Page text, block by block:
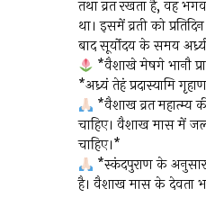
तथा व्रत रखता है, वह
था। इसमें व्रती को
बाद सूर्योदय के समय
*वैशाखे मेषगे भानौ
*अध्र्यं तेहं प्रदास्यामि
*वैशाख व्रत महात्म्य
चाहिए। वैशाख मास में
चाहिए।*
*स्कंदपुराण के अनुसार
है। वैशाख मास के देवता